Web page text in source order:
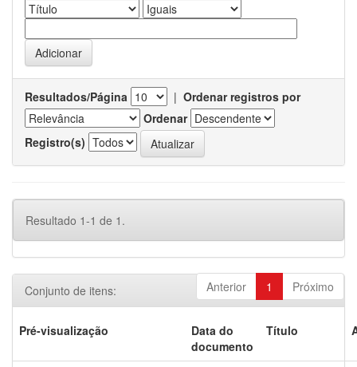
Resultados/Página | Ordenar registros por
Ordenar
Registro(s)
Resultado 1-1 de 1.
Anterior 1 Próximo
Conjunto de itens:
Pré-visualização
Data do
documento
Título